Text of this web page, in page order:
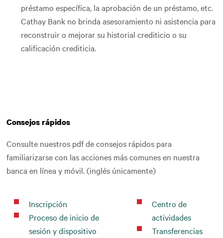
préstamo específica, la aprobación de un préstamo, etc.
Cathay Bank no brinda asesoramiento ni asistencia para
reconstruir o mejorar su historial crediticio o su
calificación crediticia.
Consejos rápidos
Consulte nuestros pdf de consejos rápidos para
familiarizarse con las acciones más comunes en nuestra
banca en línea y móvil. (inglés únicamente)
Inscripción
Proceso de inicio de
sesión y dispositivo
Centro de
actividades
Transferencias